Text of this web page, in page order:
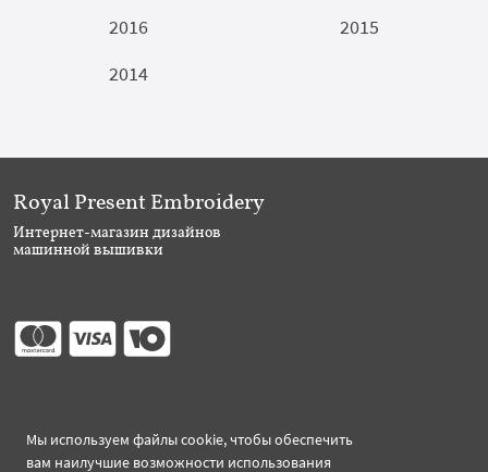
2016
2015
2014
Мы используем файлы cookie, чтобы обеспечить
вам наилучшие возможности использования
Royal Present Embroidery
Интернет-магазин дизайнов
машинной вышивки